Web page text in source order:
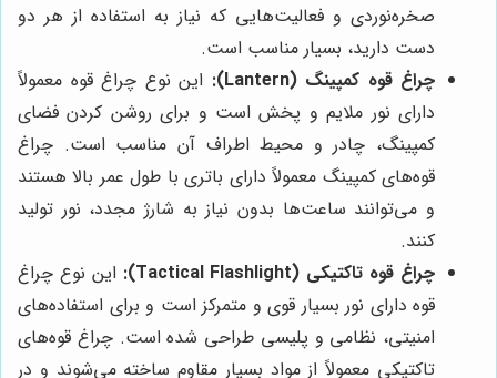
صخره‌نوردی و فعالیت‌هایی که نیاز به استفاده از هر دو
دست دارید، بسیار مناسب است.
چراغ قوه کمپینگ (Lantern):
این نوع چراغ قوه معمولاً
دارای نور ملایم و پخش است و برای روشن کردن فضای
کمپینگ، چادر و محیط اطراف آن مناسب است. چراغ
قوه‌های کمپینگ معمولاً دارای باتری با طول عمر بالا هستند
و می‌توانند ساعت‌ها بدون نیاز به شارژ مجدد، نور تولید
کنند.
چراغ قوه تاکتیکی (Tactical Flashlight):
این نوع چراغ
قوه دارای نور بسیار قوی و متمرکز است و برای استفاده‌های
امنیتی، نظامی و پلیسی طراحی شده است. چراغ قوه‌های
تاکتیکی معمولاً از مواد بسیار مقاوم ساخته می‌شوند و در